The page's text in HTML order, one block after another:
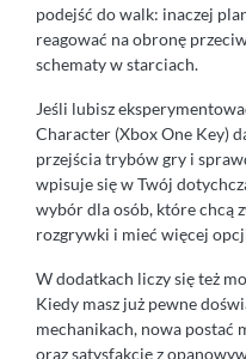
podejść do walk: inaczej
reagować na obronę
schematy w starciach.
Jeśli lubisz
Character (Xbox One Key)
przejścia trybów gry i
wpisuje się w Twój
wybór dla osób, które chcą
rozgrywki i mieć więcej
W dodatkach liczy się też
Kiedy masz już pewne
mechanikach, nowa postać
oraz satysfakcję z